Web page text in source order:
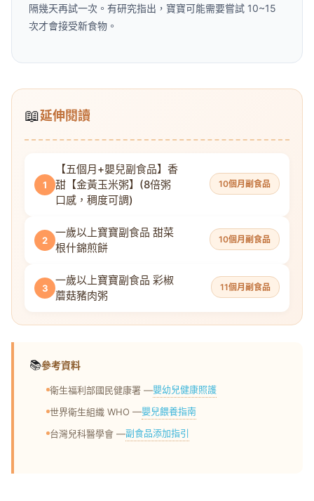
隔幾天再試一次。有研究指出，寶寶可能需要嘗試 10~15
次才會接受新食物。
📖延伸閱讀
1
【五個月+嬰兒副食品】香
甜【金黃玉米粥】(8倍粥
口感，稠度可調)
10個月副食品
2
一歲以上寶寶副食品 甜菜
根什錦煎餅
10個月副食品
3
一歲以上寶寶副食品 彩椒
蘑菇豬肉粥
11個月副食品
📚參考資料
衛生福利部國民健康署 —嬰幼兒健康照護
世界衛生組織 WHO —嬰兒餵養指南
台灣兒科醫學會 —副食品添加指引